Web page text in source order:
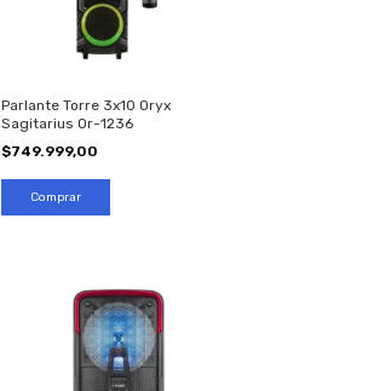
Parlante Torre 3x10 Oryx
Sagitarius Or-1236
$749.999,00